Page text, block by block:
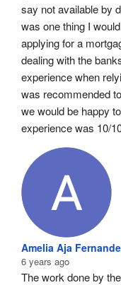
say not available by
was one thing I
applying for a
dealing with the
experience when
was recommended
we would be happy
experience was 10/
Amelia Aja
6 years ago
The work done by